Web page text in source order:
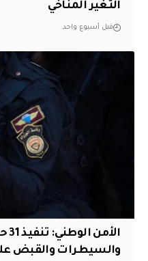
التغير المناخي
قبل أسبوع واحد
والسيطرات والقبض على 29